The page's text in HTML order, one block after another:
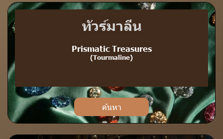
ทัวร์มาลีน
Prismatic Treasures
(Tourmaline)
ค้นหา